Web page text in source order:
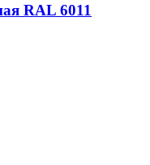
RAL 6011